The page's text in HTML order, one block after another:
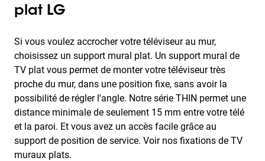
plat LG
Si vous voulez accrocher votre téléviseur au mur,
choisissez un support mural plat. Un support mural de
TV plat vous permet de monter votre téléviseur très
proche du mur, dans une position fixe, sans avoir la
possibilité de régler l'angle. Notre série THIN permet une
distance minimale de seulement 15 mm entre votre télé
et la paroi. Et vous avez un accès facile grâce au
support de position de service. Voir nos fixations de TV
muraux plats.